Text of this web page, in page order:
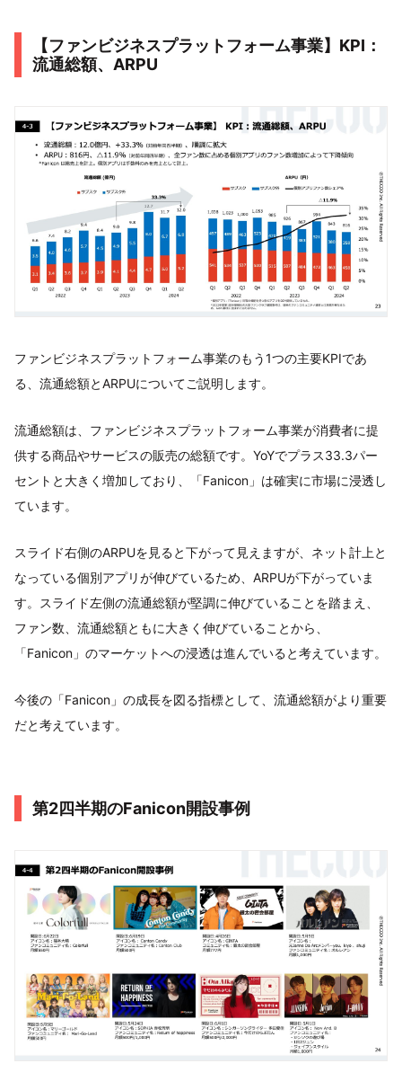
【ファンビジネスプラットフォーム事業】KPI：
流通総額、ARPU
ファンビジネスプラットフォーム事業のもう1つの主要KPIであ
る、流通総額とARPUについてご説明します。
流通総額は、ファンビジネスプラットフォーム事業が消費者に提
供する商品やサービスの販売の総額です。YoYでプラス33.3パー
セントと大きく増加しており、「Fanicon」は確実に市場に浸透し
ています。
スライド右側のARPUを見ると下がって見えますが、ネット計上と
なっている個別アプリが伸びているため、ARPUが下がっていま
す。スライド左側の流通総額が堅調に伸びていることを踏まえ、
ファン数、流通総額ともに大きく伸びていることから、
「Fanicon」のマーケットへの浸透は進んでいると考えています。
今後の「Fanicon」の成長を図る指標として、流通総額がより重要
だと考えています。
第2四半期のFanicon開設事例